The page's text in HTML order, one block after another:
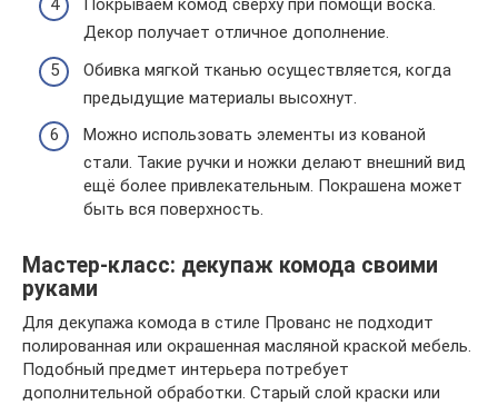
Покрываем комод сверху при помощи воска.
Декор получает отличное дополнение.
Обивка мягкой тканью осуществляется, когда
предыдущие материалы высохнут.
Можно использовать элементы из кованой
стали. Такие ручки и ножки делают внешний вид
ещё более привлекательным. Покрашена может
быть вся поверхность.
Мастер-класс: декупаж комода своими
руками
Для декупажа комода в стиле Прованс не подходит
полированная или окрашенная масляной краской мебель.
Подобный предмет интерьера потребует
дополнительной обработки. Старый слой краски или